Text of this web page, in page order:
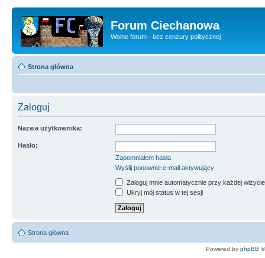
Forum Ciechanowa
Wolne forum - bez cenzury politycznej
Strona główna
Zaloguj
Nazwa użytkownika:
Hasło:
Zapomniałem hasła
Wyślij ponownie e-mail aktywujący
Zaloguj mnie automatycznie przy każdej wizycie
Ukryj mój status w tej sesji
Strona główna
Powered by phpBB